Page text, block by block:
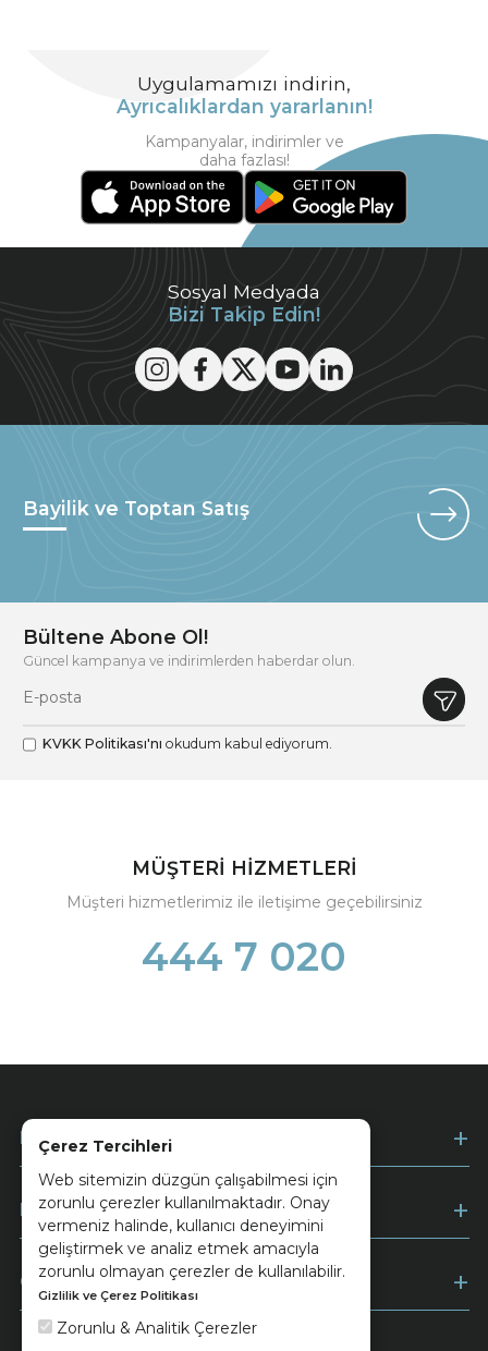
Çerez Tercihleri
Web sitemizin düzgün çalışabilmesi için
zorunlu çerezler kullanılmaktadır. Onay
vermeniz halinde, kullanıcı deneyimini
geliştirmek ve analiz etmek amacıyla
zorunlu olmayan çerezler de kullanılabilir.
Gizlilik ve Çerez Politikası
Zorunlu & Analitik Çerezler
Sosyal Medyada
Bizi Takip Edin!
Uygulamamızı indirin,
Ayrıcalıklardan yararlanın!
Kampanyalar, indirimler ve
daha fazlası!
Bayilik ve Toptan Satış
Bültene Abone Ol!
Güncel kampanya ve indirimlerden haberdar olun.
KVKK Politikası'nı okudum kabul ediyorum.
MÜŞTERİ HİZMETLERİ
Müşteri hizmetlerimiz ile iletişime geçebilirsiniz
444 7 020
Kurumsal
Müşteri Hizmetleri
Ödeme